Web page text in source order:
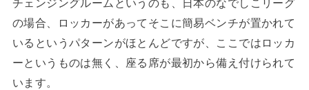
チェンジングルームというのも、日本のなでしこリーグ
の場合、ロッカーがあってそこに簡易ベンチが置かれて
いるというパターンがほとんどですが、ここではロッカ
ーというものは無く、座る席が最初から備え付けられて
います。